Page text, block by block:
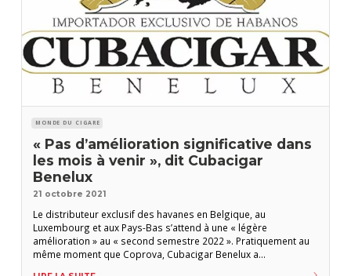
MONDE DU CIGARE
« Pas d’amélioration significative dans
les mois à venir », dit Cubacigar
Benelux
21 octobre 2021
Le distributeur exclusif des havanes en Belgique, au
Luxembourg et aux Pays-Bas s’attend à une « légère
amélioration » au « second semestre 2022 ». Pratiquement au
même moment que Coprova, Cubacigar Benelux a